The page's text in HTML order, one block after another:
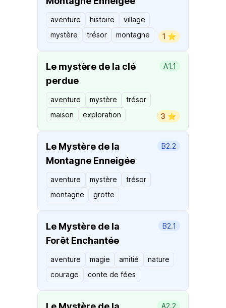
aventure histoire
village
mystère
trésor montagne 1 ⭐️
Le mystère de la clé
perdue
A1.1
aventure mystère
trésor
maison
exploration 3 ⭐️
Le Mystère de la
Montagne Enneigée
B2.2
aventure mystère
trésor
montagne
grotte
Le Mystère de la
Forêt Enchantée
B2.1
aventure magie amitié
nature
courage
conte de fées
A2.2